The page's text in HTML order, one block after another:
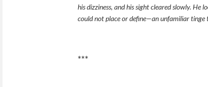
his dizziness, and his sight cleared slowly. He
could not place or define—an unfamiliar tinge
***